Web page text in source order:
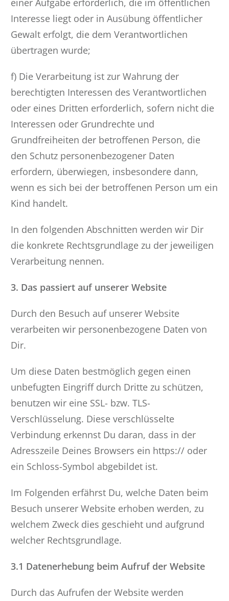
einer Aufgabe erforderlich, die im öffentlichen
Interesse liegt oder in Ausübung öffentlicher
Gewalt erfolgt, die dem Verantwortlichen
übertragen wurde;
f) Die Verarbeitung ist zur Wahrung der
berechtigten Interessen des Verantwortlichen
oder eines Dritten erforderlich, sofern nicht die
Interessen oder Grundrechte und
Grundfreiheiten der betroffenen Person, die
den Schutz personenbezogener Daten
erfordern, überwiegen, insbesondere dann,
wenn es sich bei der betroffenen Person um ein
Kind handelt.
In den folgenden Abschnitten werden wir Dir
die konkrete Rechtsgrundlage zu der jeweiligen
Verarbeitung nennen.
3. Das passiert auf unserer Website
Durch den Besuch auf unserer Website
verarbeiten wir personenbezogene Daten von
Dir.
Um diese Daten bestmöglich gegen einen
unbefugten Eingriff durch Dritte zu schützen,
benutzen wir eine SSL- bzw. TLS-
Verschlüsselung. Diese verschlüsselte
Verbindung erkennst Du daran, dass in der
Adresszeile Deines Browsers ein https:// oder
ein Schloss-Symbol abgebildet ist.
Im Folgenden erfährst Du, welche Daten beim
Besuch unserer Website erhoben werden, zu
welchem Zweck dies geschieht und aufgrund
welcher Rechtsgrundlage.
3.1 Datenerhebung beim Aufruf der Website
Durch das Aufrufen der Website werden